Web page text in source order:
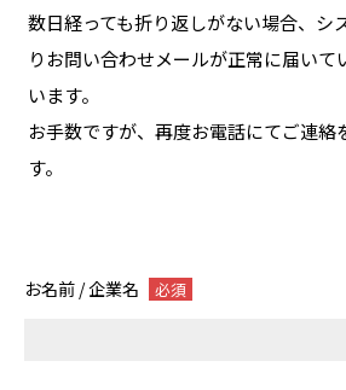
数日経っても折り返しがない場合、シ
りお問い合わせメールが正常に届いて
います。
お手数ですが、再度お電話にてご連絡
す。
お名前 / 企業名 必須